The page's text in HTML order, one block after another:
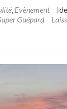
, Evènement
Guépard